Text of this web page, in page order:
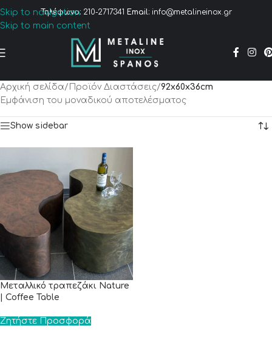
Skip to navigation
Skip to main content
Τηλέφωνο: 210-2717341 Email:info@metalineinox.gr
Αρχική σελίδα/ Προϊόν Διαστάσεις/92x60x36cm
Εμφάνιση του μοναδικού αποτελέσματος
Show sidebar
Μεταλλικό τραπεζάκι Nature
| Coffee Table
Ζητήστε Προσφορά